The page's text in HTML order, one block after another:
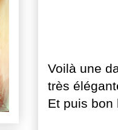
Voilà une
très
Et puis bon